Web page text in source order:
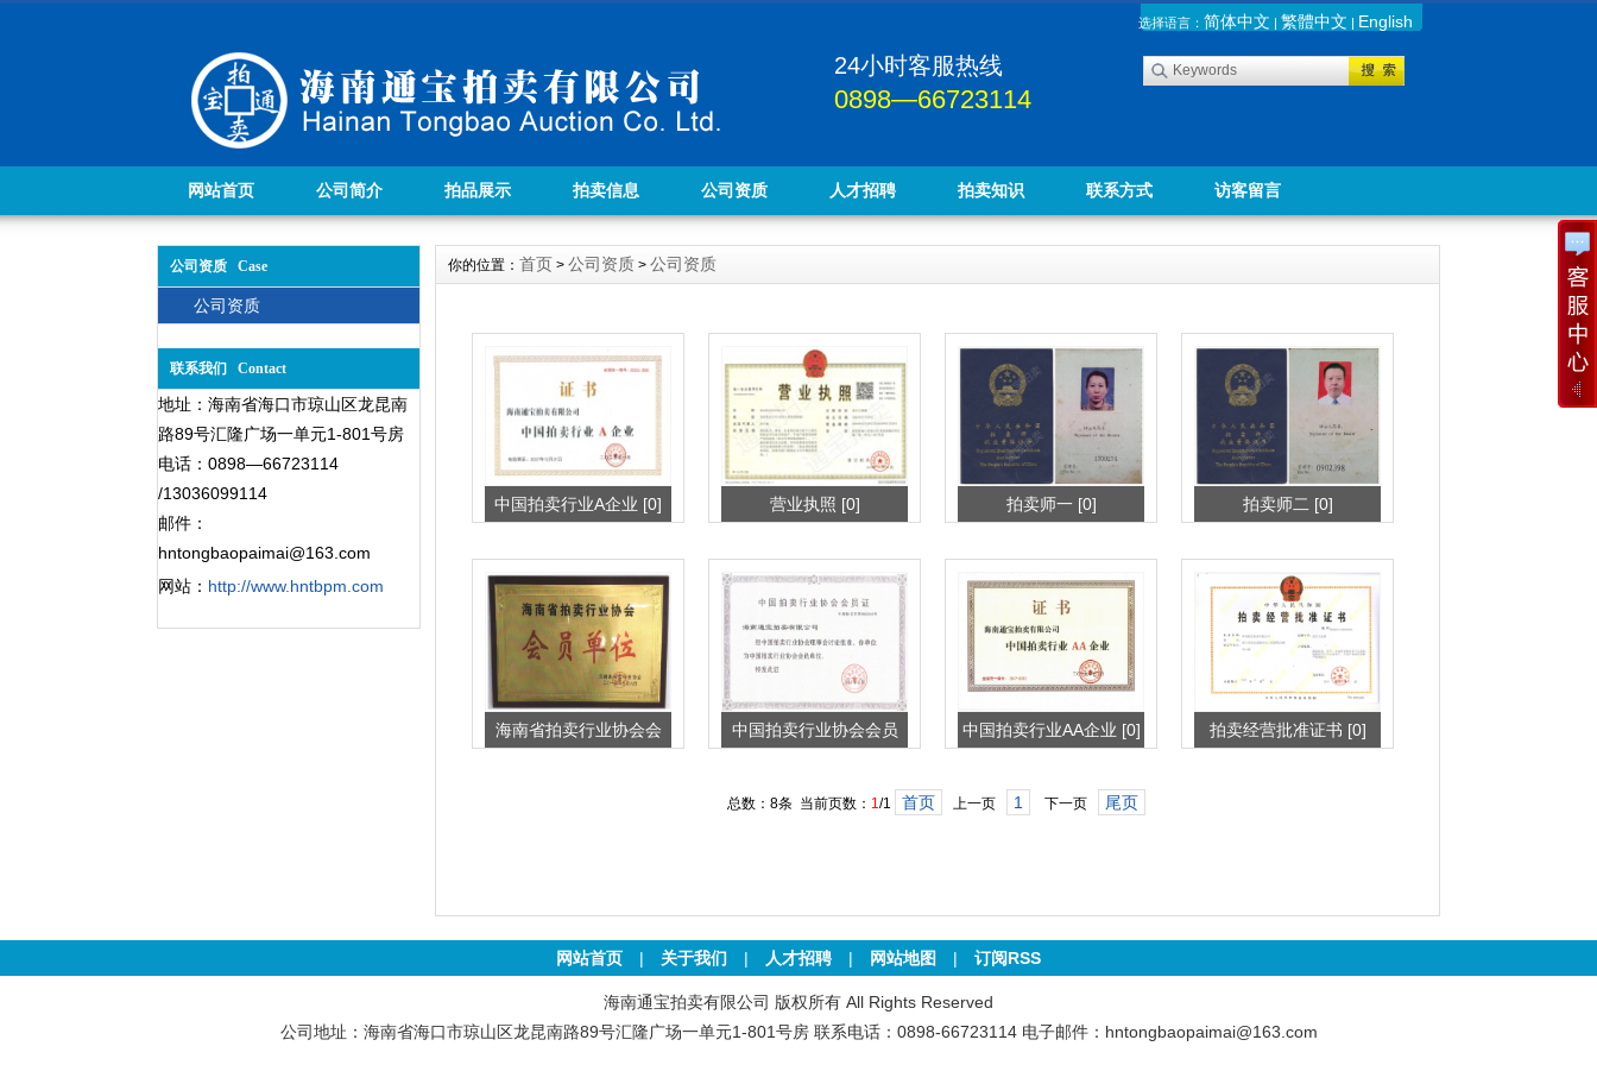
选择语言： 简体中文 | 繁體中文 | English
24小时客服热线
0898—66723114
网站首页 公司简介 拍品展示 拍卖信息 公司资质 人才招聘 拍卖知识 联系方式 访客留言
公司资质 Case
公司资质
联系我们 Contact
地址：海南省海口市琼山区龙昆南
路89号汇隆广场一单元1-801号房
电话：0898—66723114
/13036099114
邮件：
hntongbaopaimai@163.com
网站： http://www.hntbpm.com
你的位置： 首页 > 公司资质 > 公司资质
中国拍卖行业A企业 [0] 营业执照 [0] 拍卖师一 [0] 拍卖师二 [0]
海南省拍卖行业协会会
中国拍卖行业协会会员
中国拍卖行业AA企业 [0] 拍卖经营批准证书 [0]
总数：8条 当前页数： 1/1 首页 上一页 1 下一页 尾页
网站首页 | 关于我们 | 人才招聘 | 网站地图 | 订阅RSS
海南通宝拍卖有限公司 版权所有 All Rights Reserved
公司地址：海南省海口市琼山区龙昆南路89号汇隆广场一单元1-801号房 联系电话：0898-66723114 电子邮件：hntongbaopaimai@163.com